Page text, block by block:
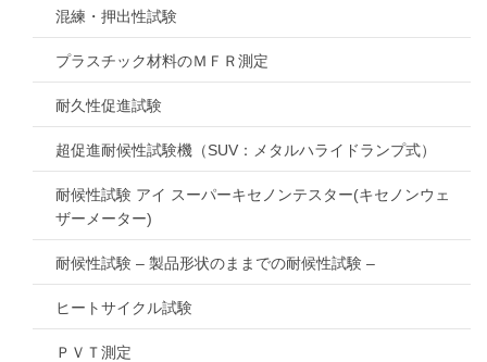
混練・押出性試験
プラスチック材料のＭＦＲ測定
耐久性促進試験
超促進耐候性試験機（SUV：メタルハライドランプ式）
耐候性試験 アイ スーパーキセノンテスター(キセノンウェ
ザーメーター)
耐候性試験 – 製品形状のままでの耐候性試験 –
ヒートサイクル試験
ＰＶＴ測定